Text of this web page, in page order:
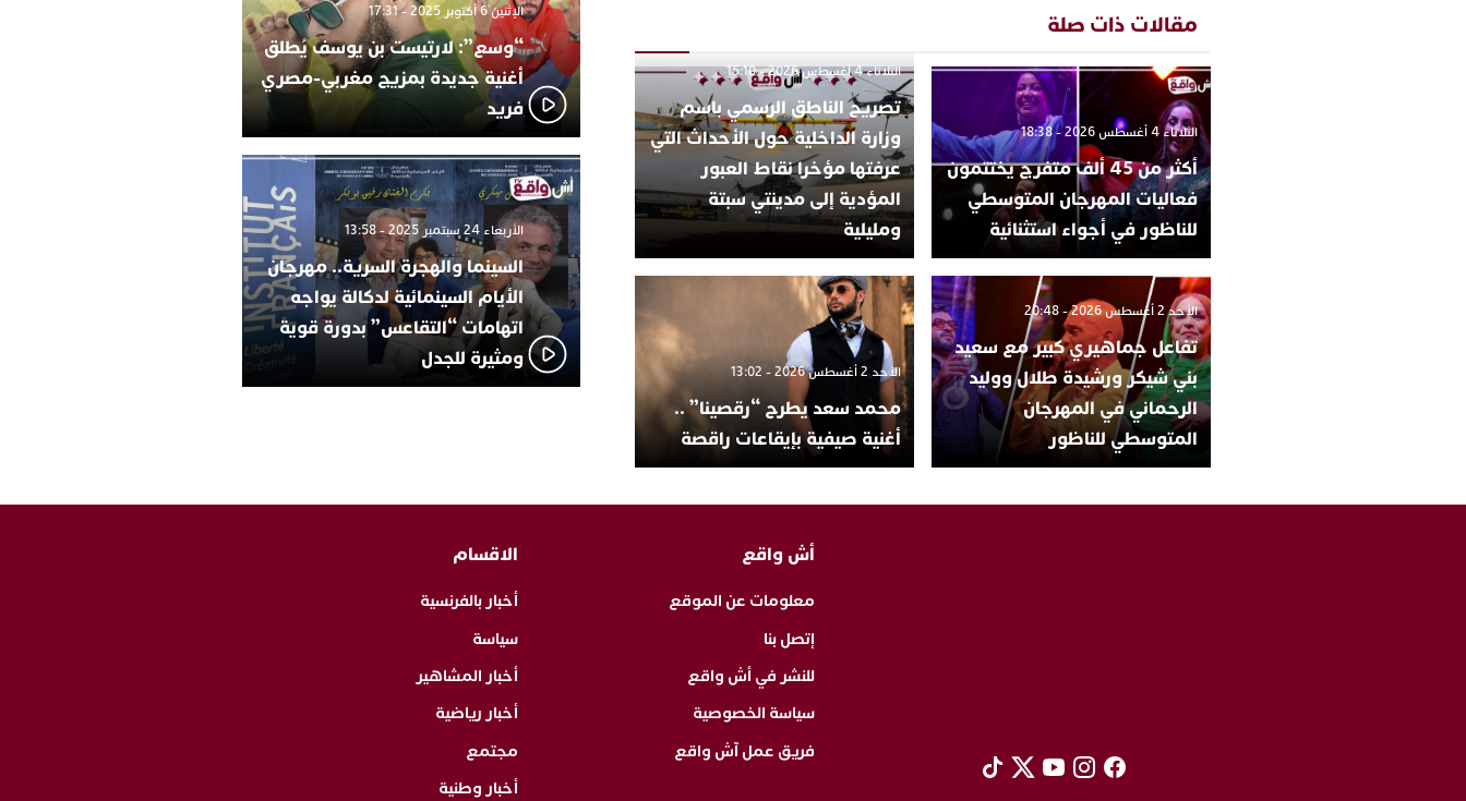
مقالات ذات صلة
الثلاثاء 4 أغسطس 2026 - 18:38
أكثر من 45 ألف متفرج يختتمون
فعاليات المهرجان المتوسطي
للناظور في أجواء استثنائية
الثلاثاء 4 أغسطس 2026 - 15:10
تصريح الناطق الرسمي باسم
وزارة الداخلية حول الأحداث التي
عرفتها مؤخرا نقاط العبور
المؤدية إلى مدينتي سبتة
ومليلية
الأحد 2 أغسطس 2026 - 20:48
تفاعل جماهيري كبير مع سعيد
بني شيكر ورشيدة طلال ووليد
الرحماني في المهرجان
المتوسطي للناظور
الأحد 2 أغسطس 2026 - 13:02
محمد سعد يطرح “رقصينا” ..
أغنية صيفية بإيقاعات راقصة
الإثنين 6 أكتوبر 2025 - 17:31
“وسع”: لارتيست بن يوسف يُطلق
أغنية جديدة بمزيج مغربي-مصري
فريد
الأربعاء 24 سبتمبر 2025 - 13:58
السينما والهجرة السرية.. مهرجان
الأيام السينمائية لدكالة يواجه
اتهامات “التقاعس” بدورة قوية
ومثيرة للجدل
أش واقع
معلومات عن الموقع
إتصل بنا
للنشر في أش واقع
سياسة الخصوصية
فريق عمل آش واقع
الاقسام
أخبار بالفرنسية
سياسة
أخبار المشاهير
أخبار رياضية
مجتمع
أخبار وطنية